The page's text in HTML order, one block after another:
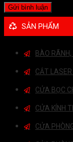
SẢN PHẨM
BÀO RÃNH,
CẮT
CỬA BỌC
CỬA KÍNH
CỬA